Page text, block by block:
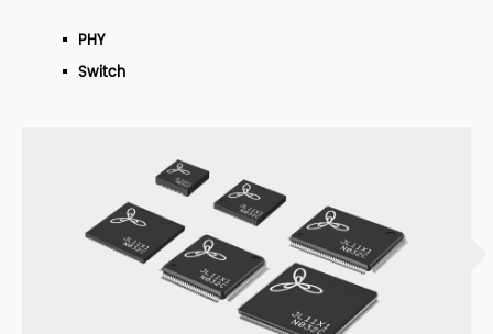
PHY
Switch